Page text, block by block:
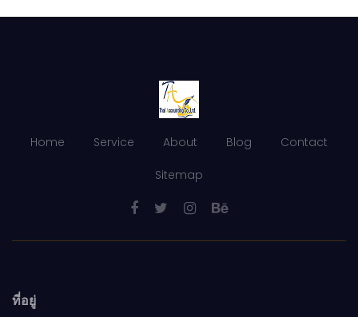
Home Service About Blog Contact
Sitemap
ที่อยู่